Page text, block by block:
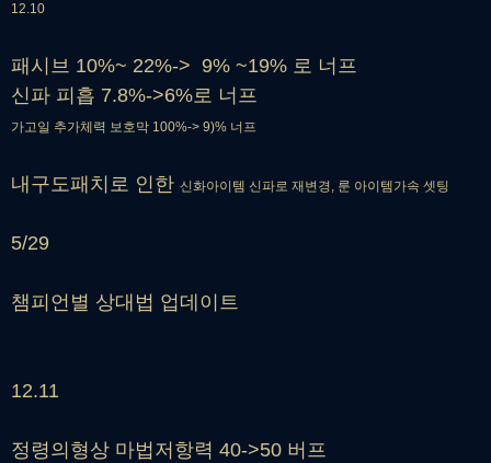
12.10
패시브 10%~ 22%-> 9% ~19% 로 너프
신파 피흡 7.8%->6%로 너프
가고일 추가체력 보호막 100%-> 9)% 너프
내구도패치로 인한 신화아이템 신파로 재변경, 룬 아이템가속 셋팅
5/29
챔피언별 상대법 업데이트
12.11
정령의형상 마법저항력 40->50 버프